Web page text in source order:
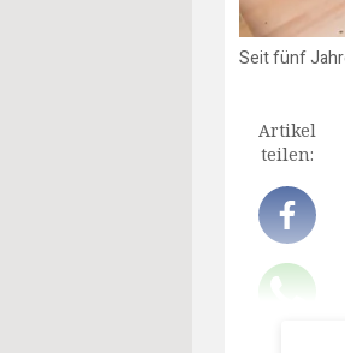
Seit fünf
Artikel
teilen: